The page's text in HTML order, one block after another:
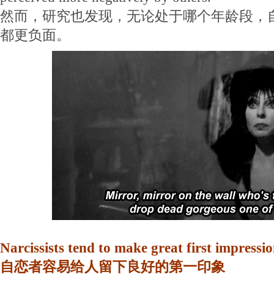
然而，研究也发现，无论处于哪个年龄段，
都更负面。
Narcissists tend to make great first
自恋者容易给人留下良好的第一印象